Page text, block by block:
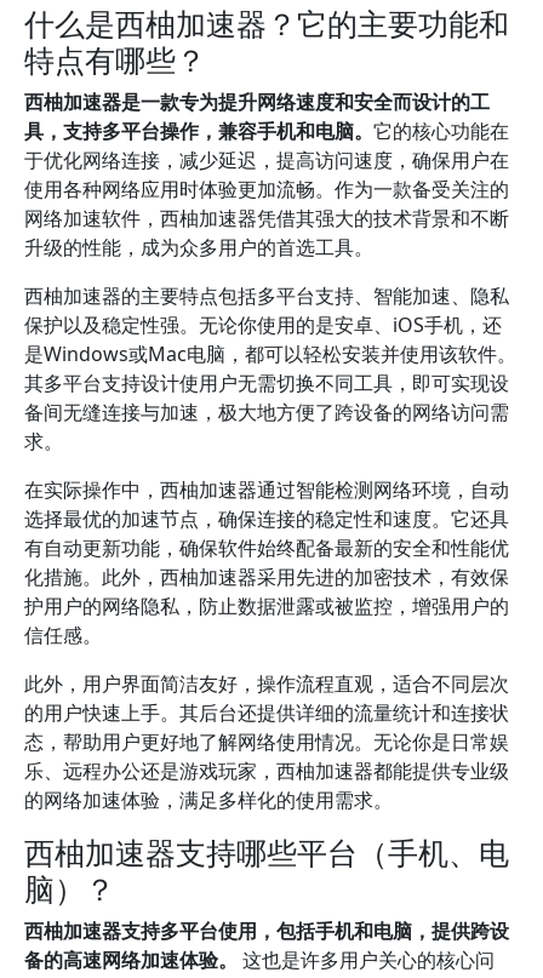
什么是西柚加速器？它的主要功能和
特点有哪些？
西柚加速器是一款专为提升网络速度和安全而设计的工
具，支持多平台操作，兼容手机和电脑。 它的核心功能在
于优化网络连接，减少延迟，提高访问速度，确保用户在
使用各种网络应用时体验更加流畅。作为一款备受关注的
网络加速软件，西柚加速器凭借其强大的技术背景和不断
升级的性能，成为众多用户的首选工具。
西柚加速器的主要特点包括多平台支持、智能加速、隐私
保护以及稳定性强。无论你使用的是安卓、iOS手机，还
是Windows或Mac电脑，都可以轻松安装并使用该软件。
其多平台支持设计使用户无需切换不同工具，即可实现设
备间无缝连接与加速，极大地方便了跨设备的网络访问需
求。
在实际操作中，西柚加速器通过智能检测网络环境，自动
选择最优的加速节点，确保连接的稳定性和速度。它还具
有自动更新功能，确保软件始终配备最新的安全和性能优
化措施。此外，西柚加速器采用先进的加密技术，有效保
护用户的网络隐私，防止数据泄露或被监控，增强用户的
信任感。
此外，用户界面简洁友好，操作流程直观，适合不同层次
的用户快速上手。其后台还提供详细的流量统计和连接状
态，帮助用户更好地了解网络使用情况。无论你是日常娱
乐、远程办公还是游戏玩家，西柚加速器都能提供专业级
的网络加速体验，满足多样化的使用需求。
西柚加速器支持哪些平台（手机、电
脑）？
西柚加速器支持多平台使用，包括手机和电脑，提供跨设
备的高速网络加速体验。
这也是许多用户关心的核心问